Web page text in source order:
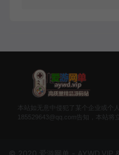
本站如无意中侵犯了某个企业或个
185529643@qq.com告知，本站将
© 2020 爱游网单 - AYWD.VIP